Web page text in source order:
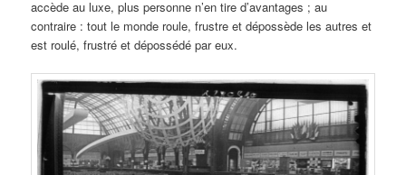
accède au luxe, plus personne n’en tire d’avantages ; au
contraire : tout le monde roule, frustre et dépossède les autres et
est roulé, frustré et dépossédé par eux.